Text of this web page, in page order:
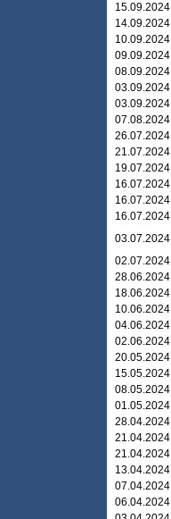
15.09.2024
14.09.2024
10.09.2024
09.09.2024
08.09.2024
03.09.2024
03.09.2024
07.08.2024
26.07.2024
21.07.2024
19.07.2024
16.07.2024
16.07.2024
16.07.2024
03.07.2024
02.07.2024
28.06.2024
18.06.2024
10.06.2024
04.06.2024
02.06.2024
20.05.2024
15.05.2024
08.05.2024
01.05.2024
28.04.2024
21.04.2024
21.04.2024
13.04.2024
07.04.2024
06.04.2024